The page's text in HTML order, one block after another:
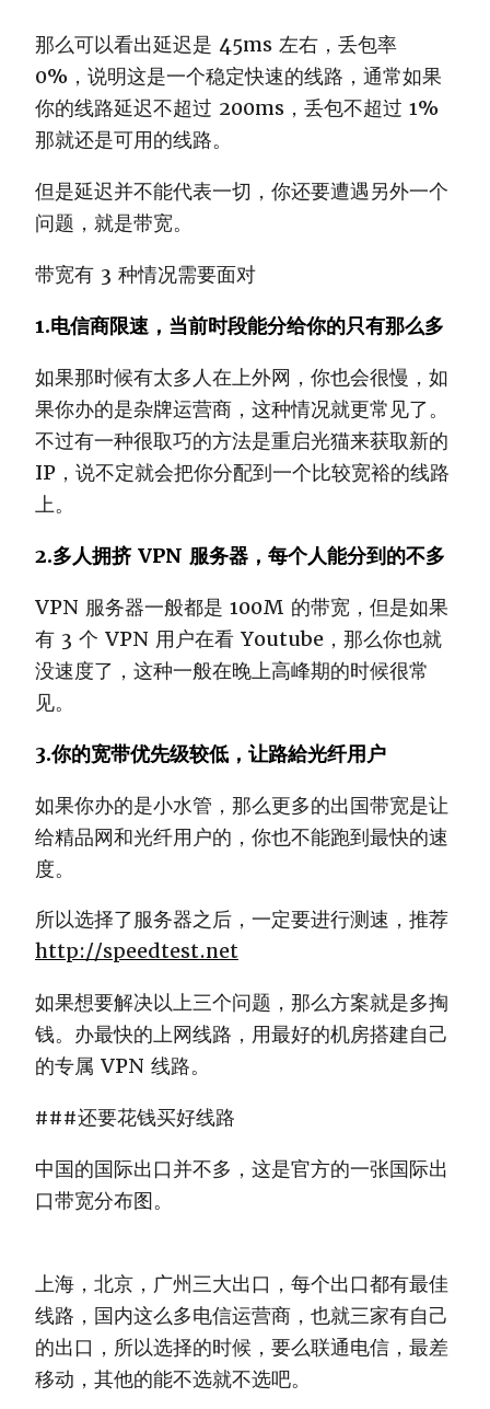
那么可以看出延迟是 45ms 左右，丢包率
0%，说明这是一个稳定快速的线路，通常如果
你的线路延迟不超过 200ms，丢包不超过 1%
那就还是可用的线路。
但是延迟并不能代表一切，你还要遭遇另外一个
问题，就是带宽。
带宽有 3 种情况需要面对
1.电信商限速，当前时段能分给你的只有那么多
如果那时候有太多人在上外网，你也会很慢，如
果你办的是杂牌运营商，这种情况就更常见了。
不过有一种很取巧的方法是重启光猫来获取新的
IP，说不定就会把你分配到一个比较宽裕的线路
上。
2.多人拥挤 VPN 服务器，每个人能分到的不多
VPN 服务器一般都是 100M 的带宽，但是如果
有 3 个 VPN 用户在看 Youtube，那么你也就
没速度了，这种一般在晚上高峰期的时候很常
见。
3.你的宽带优先级较低，让路給光纤用户
如果你办的是小水管，那么更多的出国带宽是让
给精品网和光纤用户的，你也不能跑到最快的速
度。
所以选择了服务器之后，一定要进行测速，推荐
http://speedtest.net
如果想要解决以上三个问题，那么方案就是多掏
钱。办最快的上网线路，用最好的机房搭建自己
的专属 VPN 线路。
###还要花钱买好线路
中国的国际出口并不多，这是官方的一张国际出
口带宽分布图。
上海，北京，广州三大出口，每个出口都有最佳
线路，国内这么多电信运营商，也就三家有自己
的出口，所以选择的时候，要么联通电信，最差
移动，其他的能不选就不选吧。